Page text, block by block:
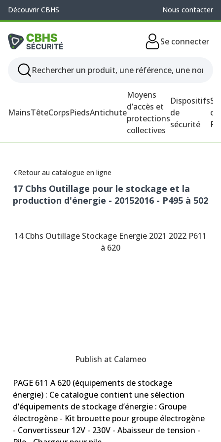
Découvrir CBHS Nous contacter
Se connecter
MainsTêteCorpsPiedsAntichute
Moyens
d’accès et
protections
collectives
Dispositifs
de
sécurité
Retour au catalogue en ligne
17 Cbhs Outillage pour le stockage et la
production d'énergie - 20152016 - P495 à 502
14 Cbhs Outillage Stockage Energie 2021 2022 P611
à 620
Publish at Calameo
PAGE 611 A 620 (équipements de stockage
énergie) : Ce catalogue contient une sélection
d’équipements de stockage d’énergie : Groupe
électrogène - Kit brouette pour groupe électrogène
- Convertisseur 12V - 230V - Abaisseur de tension -